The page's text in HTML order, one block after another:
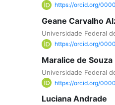
https://orcid.org/
Geane Carvalho
Universidade Federal
https://orcid.org/
Maralice de Souza
Universidade Federal
https://orcid.org/
Luciana Andrade